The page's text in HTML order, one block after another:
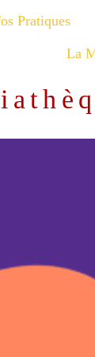
Pratiques
La